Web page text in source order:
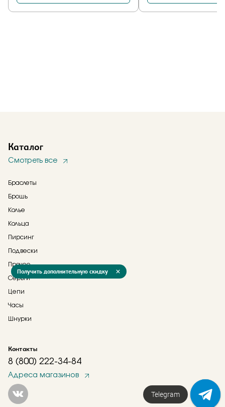
Каталог
Смотреть все
Браслеты
Брошь
Колье
Кольца
Пирсинг
Подвески
Прочее
Серьги
Цепи
Часы
Шнурки
Контакты
8 (800) 222-34-84
Адреса магазинов
Получить дополнительную скидку
Telegram